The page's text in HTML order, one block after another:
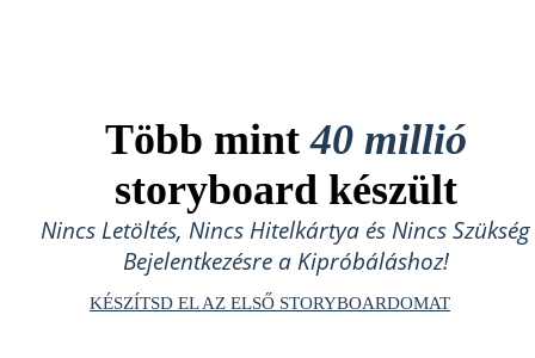
Több mint40 millió
storyboard készült
Nincs Letöltés, Nincs Hitelkártya és Nincs Szükség
Bejelentkezésre a Kipróbáláshoz!
KÉSZÍTSD EL AZ ELSŐ STORYBOARDOMAT